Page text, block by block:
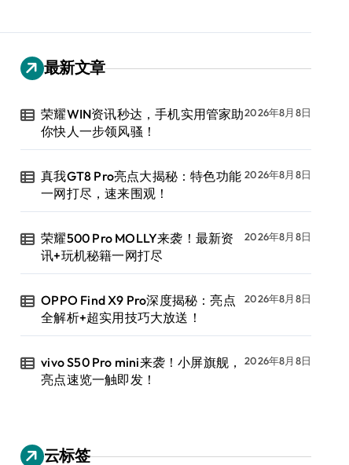
最新文章
荣耀WIN资讯秒达，手机实用管家助
你快人一步领风骚！
2026年8月8日
真我GT8 Pro亮点大揭秘：特色功能
一网打尽，速来围观！
2026年8月8日
荣耀500 Pro MOLLY来袭！最新资
讯+玩机秘籍一网打尽
2026年8月8日
OPPO Find X9 Pro深度揭秘：亮点
全解析+超实用技巧大放送！
2026年8月8日
vivo S50 Pro mini来袭！小屏旗舰，
亮点速览一触即发！
2026年8月8日
云标签